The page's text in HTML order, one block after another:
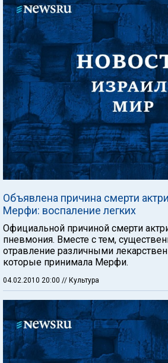
Объявлена причина смерти
Мерфи: воспаление легких
Официальной причиной смерти
пневмония. Вместе с тем,
отравление различными
которые принимала Мерфи.
04.02.2010 20:00 // Культура